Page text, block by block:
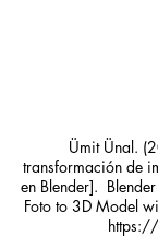
Ümit Ünal.
transformación de
en Blender].
Foto to 3D Model